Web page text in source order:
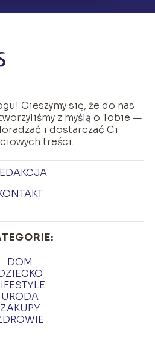
Cieszymy się, że do nas
z myślą o Tobie —
i dostarczać Ci
treści.
DOM
URODA
ZAKUPY